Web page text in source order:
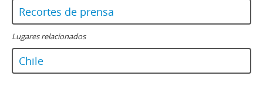
Recortes de prensa
Lugares relacionados
Chile